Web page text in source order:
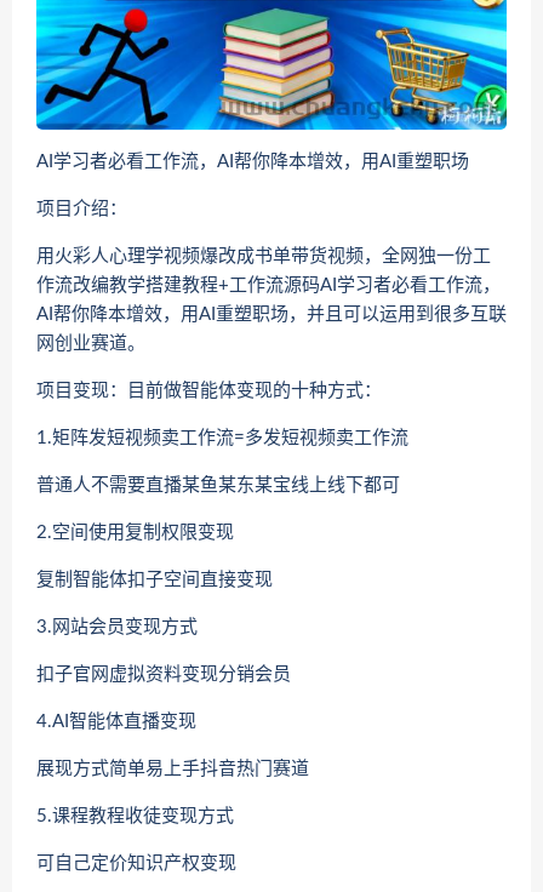
AI学习者必看工作流，AI帮你降本增效，用AI重塑职场
项目介绍：
用火彩人心理学视频爆改成书单带货视频，全网独一份工
作流改编教学搭建教程+工作流源码AI学习者必看工作流，
AI帮你降本增效，用AI重塑职场，并且可以运用到很多互联
网创业赛道。
项目变现：目前做智能体变现的十种方式：
1.矩阵发短视频卖工作流=多发短视频卖工作流
普通人不需要直播某鱼某东某宝线上线下都可
2.空间使用复制权限变现
复制智能体扣子空间直接变现
3.网站会员变现方式
扣子官网虚拟资料变现分销会员
4.AI智能体直播变现
展现方式简单易上手抖音热门赛道
5.课程教程收徒变现方式
可自己定价知识产权变现